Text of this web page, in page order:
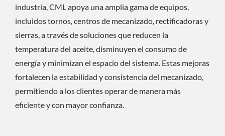
industria, CML apoya una amplia gama de equipos,
incluidos tornos, centros de mecanizado, rectificadoras y
sierras, a través de soluciones que reducen la
temperatura del aceite, disminuyen el consumo de
energía y minimizan el espacio del sistema. Estas mejoras
fortalecen la estabilidad y consistencia del mecanizado,
permitiendo a los clientes operar de manera más
eficiente y con mayor confianza.